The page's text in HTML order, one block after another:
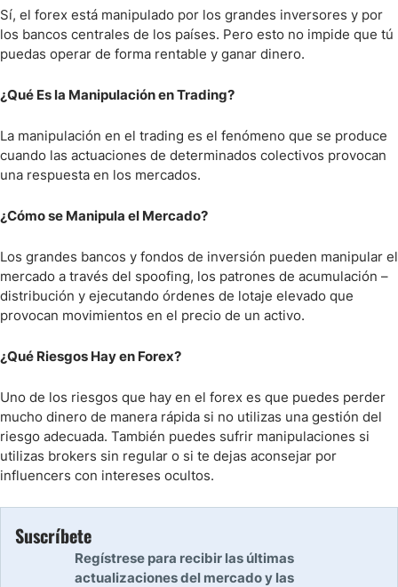
Sí, el forex está manipulado por los grandes inversores y por
los bancos centrales de los países. Pero esto no impide que tú
puedas operar de forma rentable y ganar dinero.
¿Qué Es la Manipulación en Trading?
La manipulación en el trading es el fenómeno que se produce
cuando las actuaciones de determinados colectivos provocan
una respuesta en los mercados.
¿Cómo se Manipula el Mercado?
Los grandes bancos y fondos de inversión pueden manipular el
mercado a través del spoofing, los patrones de acumulación –
distribución y ejecutando órdenes de lotaje elevado que
provocan movimientos en el precio de un activo.
¿Qué Riesgos Hay en Forex?
Uno de los riesgos que hay en el forex es que puedes perder
mucho dinero de manera rápida si no utilizas una gestión del
riesgo adecuada. También puedes sufrir manipulaciones si
utilizas brokers sin regular o si te dejas aconsejar por
influencers con intereses ocultos.
Suscríbete
Regístrese para recibir las últimas
actualizaciones del mercado y las